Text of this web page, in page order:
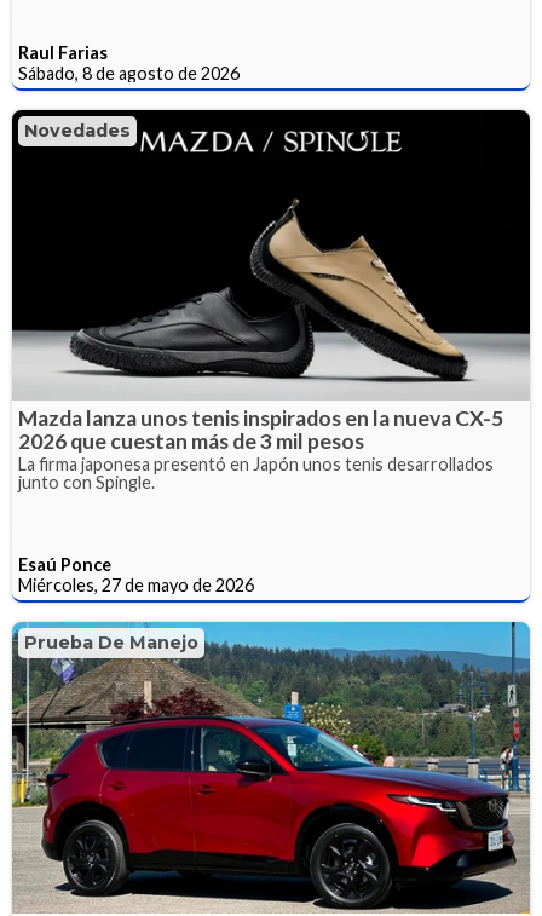
Raul Farias
Sábado, 8 de agosto de 2026
Novedades
Mazda lanza unos tenis inspirados en la nueva CX-5
2026 que cuestan más de 3 mil pesos
La firma japonesa presentó en Japón unos tenis desarrollados
junto con Spingle.
Esaú Ponce
Miércoles, 27 de mayo de 2026
Prueba De Manejo